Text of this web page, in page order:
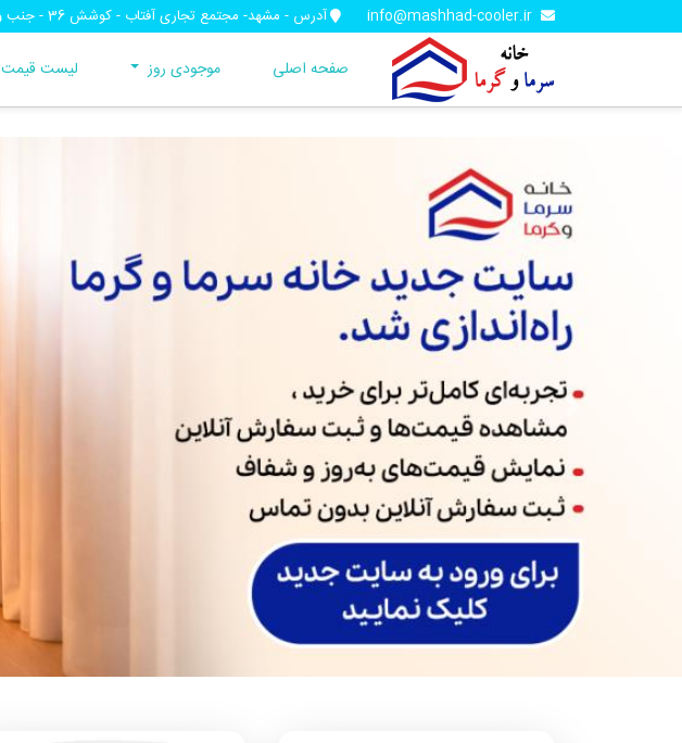
info@mashhad-cooler.ir آدرس - مشهد- مجتمع تجاری آفتاب - کوشش 36 - جنب ورودی 3
صفحه اصلی موجودی روز لیست قیمت
Previous